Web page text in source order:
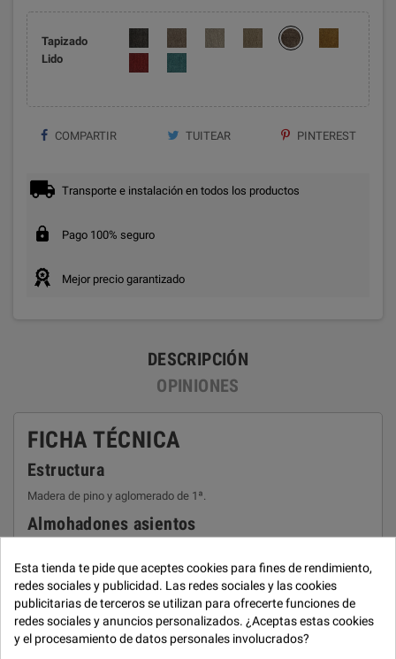
Tapizado
Lido
COMPARTIR TUITEAR PINTEREST
Transporte e instalación en todos los productos
Pago 100% seguro
Mejor precio garantizado
DESCRIPCIÓN
OPINIONES
FICHA TÉCNICA
Estructura
Madera de pino y aglomerado de 1ª.
Almohadones asientos
Almohadones respaldos
Fibra hueca garantizada.
Almohadones brazos
Esta tienda te pide que aceptes cookies para fines de rendimiento,
redes sociales y publicidad. Las redes sociales y las cookies
publicitarias de terceros se utilizan para ofrecerte funciones de
redes sociales y anuncios personalizados. ¿Aceptas estas cookies
y el procesamiento de datos personales involucrados?